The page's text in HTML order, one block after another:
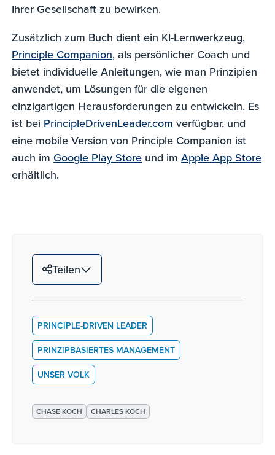
Ihrer Gesellschaft zu bewirken.
Zusätzlich zum Buch dient ein KI-Lernwerkzeug,
Principle Companion, als persönlicher Coach und
bietet individuelle Anleitungen, wie man Prinzipien
anwendet, um Lösungen für die eigenen
einzigartigen Herausforderungen zu entwickeln. Es
ist bei PrincipleDrivenLeader.com verfügbar, und
eine mobile Version von Principle Companion ist
auch imGoogle Play Store und imApple App Store
erhältlich.
Teilen
PRINCIPLE-DRIVEN LEADER
PRINZIPBASIERTES MANAGEMENT
UNSER VOLK
CHASE KOCH CHARLES KOCH